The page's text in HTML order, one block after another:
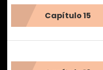
Capítulo 15